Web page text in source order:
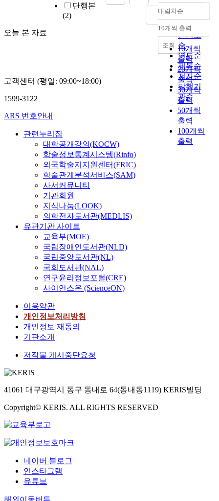
단행본
(2)
오늘 본 자료
정확도
순
인기도
순
연도순
제목순
저자순
발행기
관순
내림차순
내림차순
10개씩 출력
10개씩
출력
20개씩
출력
30개씩
출력
50개씩
출력
100개씩
출력
조회
고객센터 (평일: 09:00~18:00)
1599-3122
ARS 번호안내
관련누리집
대학공개강의(KOCW)
학술정보통계시스템(Rinfo)
외국학술지지원센터(FRIC)
학술관계분석서비스(SAM)
사서커뮤니티
기관회원
지식나눔(LOOK)
의학전자도서관(MEDLIS)
유관기관 사이트
교육부(MOE)
국립장애인도서관(NLD)
국립중앙도서관(NL)
국회도서관(NAL)
연구윤리정보포털(CRE)
사이언스온 (ScienceON)
이용약관
개인정보처리방침
개인정보 재동의
기관소개
저작물 게시중단요청
41061 대구광역시 동구 동내로 64(동내동1119) KERIS빌딩
Copyright© KERIS. ALL RIGHTS RESERVED
네이버 블로그
인스타그램
유튜브